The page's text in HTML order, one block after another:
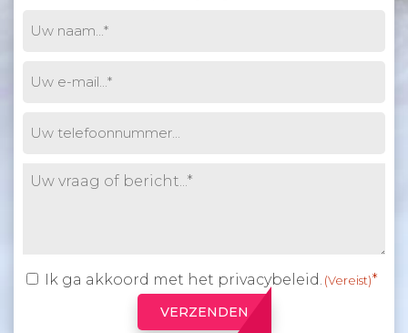
naam
(Vereist)
mail (Vereist)
Untitled (Vereist)
Toestemming(Vereist)
Ik ga akkoord met het privacybeleid. (Vereist)
VERZENDEN